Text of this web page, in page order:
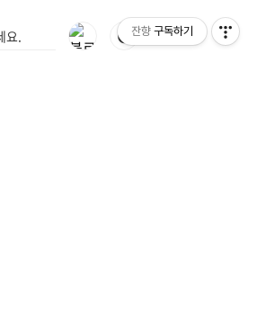
🌓 잔향 구독하기